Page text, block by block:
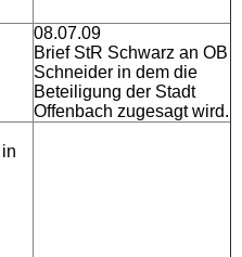
08.07.09
Brief StR Schwarz an OB
Schneider in dem die
Beteiligung der Stadt
Offenbach zugesagt wird.
in